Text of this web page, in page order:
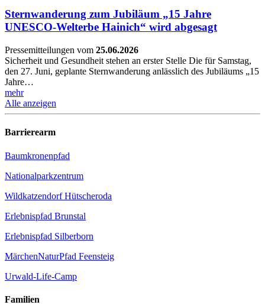
Sternwanderung zum Jubiläum „15 Jahre
UNESCO-Welterbe Hainich“ wird abgesagt
Pressemitteilungen vom 25.06.2026
Sicherheit und Gesundheit stehen an erster Stelle Die für Samstag,
den 27. Juni, geplante Sternwanderung anlässlich des Jubiläums „15
Jahre…
mehr
Alle anzeigen
Barrierearm
Baumkronenpfad
National­­­­­­­­­parkzentrum
Wildkatzendorf Hütscheroda
Erlebnispfad Brunstal
Erlebnispfad Silberborn
MärchenNatur­Pfad Feensteig
Urwald-Life-Camp
Familien